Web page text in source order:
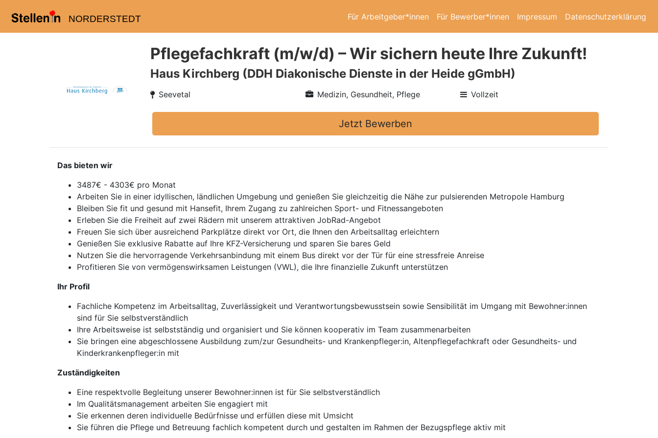
NORDERSTEDT Für Arbeitgeber*innen Für Bewerber*innen Impressum Datenschutzerklärung
Pflegefachkraft (m/w/d) – Wir sichern heute Ihre Zukunft!
Haus Kirchberg (DDH Diakonische Dienste in der Heide gGmbH)
Seevetal Medizin, Gesundheit, Pflege Vollzeit
Jetzt Bewerben
Das bieten wir
3487€ - 4303€ pro Monat
Arbeiten Sie in einer idyllischen, ländlichen Umgebung und genießen Sie gleichzeitig die Nähe zur pulsierenden Metropole Hamburg
Bleiben Sie fit und gesund mit Hansefit, Ihrem Zugang zu zahlreichen Sport- und Fitnessangeboten
Erleben Sie die Freiheit auf zwei Rädern mit unserem attraktiven JobRad-Angebot
Freuen Sie sich über ausreichend Parkplätze direkt vor Ort, die Ihnen den Arbeitsalltag erleichtern
Genießen Sie exklusive Rabatte auf Ihre KFZ-Versicherung und sparen Sie bares Geld
Nutzen Sie die hervorragende Verkehrsanbindung mit einem Bus direkt vor der Tür für eine stressfreie Anreise
Profitieren Sie von vermögenswirksamen Leistungen (VWL), die Ihre finanzielle Zukunft unterstützen
Ihr Profil
Fachliche Kompetenz im Arbeitsalltag, Zuverlässigkeit und Verantwortungsbewusstsein sowie Sensibilität im Umgang mit Bewohner:innen
sind für Sie selbstverständlich
Ihre Arbeitsweise ist selbstständig und organisiert und Sie können kooperativ im Team zusammenarbeiten
Sie bringen eine abgeschlossene Ausbildung zum/zur Gesundheits- und Krankenpfleger:in, Altenpflegefachkraft oder Gesundheits- und
Kinderkrankenpfleger:in mit
Zuständigkeiten
Eine respektvolle Begleitung unserer Bewohner:innen ist für Sie selbstverständlich
Im Qualitätsmanagement arbeiten Sie engagiert mit
Sie erkennen deren individuelle Bedürfnisse und erfüllen diese mit Umsicht
Sie führen die Pflege und Betreuung fachlich kompetent durch und gestalten im Rahmen der Bezugspflege aktiv mit